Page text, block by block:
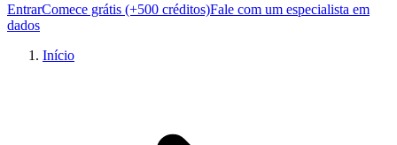
EntrarComece grátis (+500 créditos)Fale com um especialista em
dados
Início